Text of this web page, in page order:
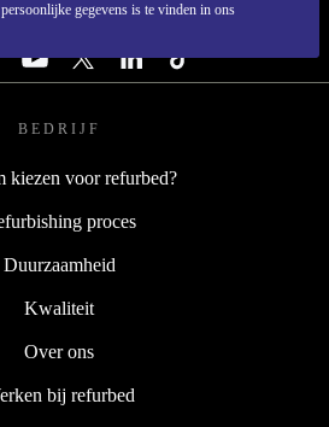
gegevens is te vinden in ons
VOLG ONS
BEDRIJF
kiezen voor refurbed?
proces
Duurzaamheid
Kwaliteit
Over ons
bij refurbed